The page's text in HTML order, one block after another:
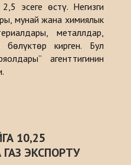
эсеге өстү. Негизги
мунай жана химиялык
металлдар,
кирген. Бул
агенттигинин
10,25
ЭКСПОРТУ